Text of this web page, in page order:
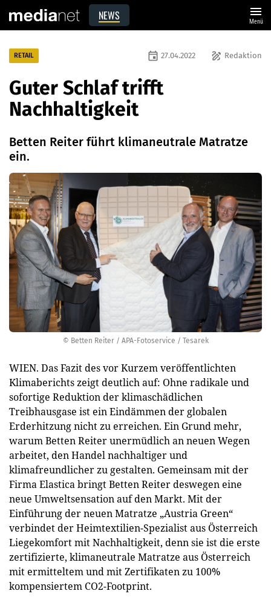
NEWS menu
Menü
© Betten Reiter / APA-Fotoservice / Tesarek
RETAIL draw Redaktion
event 27.04.2022
Guter Schlaf trifft
Nachhaltigkeit
Betten Reiter führt klimaneutrale Matratze
ein.
WIEN. Das Fazit des vor Kurzem veröffentlichten
Klimaberichts zeigt deutlich auf: Ohne radikale und
sofortige Reduktion der klimaschädlichen
Treibhausgase ist ein Eindämmen der globalen
Erderhitzung nicht zu erreichen. Ein Grund mehr,
warum Betten Reiter unermüdlich an neuen Wegen
arbeitet, den Handel nachhaltiger und
klimafreundlicher zu gestalten. Gemeinsam mit der
Firma Elastica bringt Betten Reiter deswegen eine
neue Umweltsensation auf den Markt. Mit der
Einführung der neuen Matratze „Austria Green“
verbindet der Heimtextilien-Spezialist aus Österreich
Liegekomfort mit Nachhaltigkeit, denn sie ist die erste
zertifizierte, klimaneutrale Matratze aus Österreich
mit ermitteltem und mit Zertifikaten zu 100%
kompensiertem CO2-Footprint.